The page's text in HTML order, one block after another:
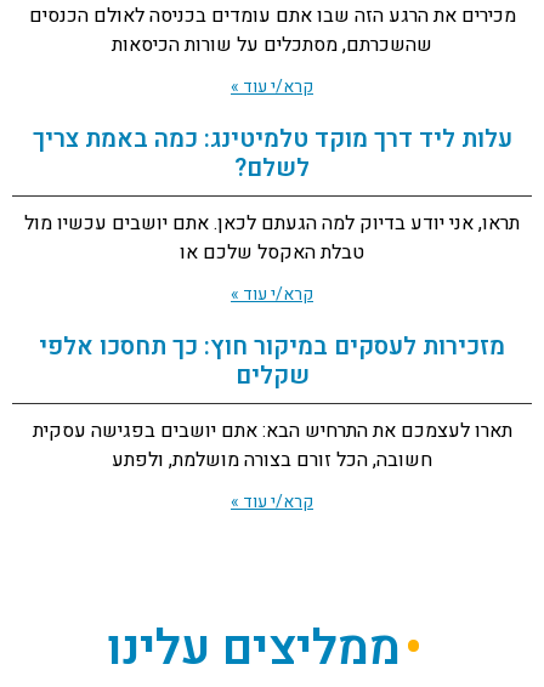
מכירים את הרגע הזה שבו אתם עומדים בכניסה לאולם הכנסים
שהשכרתם, מסתכלים על שורות הכיסאות
קרא/י עוד »
עלות ליד דרך מוקד טלמיטינג: כמה באמת צריך
לשלם?
תראו, אני יודע בדיוק למה הגעתם לכאן. אתם יושבים עכשיו מול
טבלת האקסל שלכם או
קרא/י עוד »
מזכירות לעסקים במיקור חוץ: כך תחסכו אלפי
שקלים
תארו לעצמכם את התרחיש הבא: אתם יושבים בפגישה עסקית
חשובה, הכל זורם בצורה מושלמת, ולפתע
קרא/י עוד »
ממליצים עלינו